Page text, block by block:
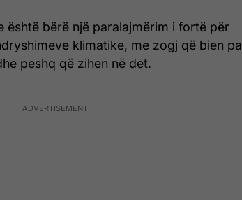
është bërë një paralajmërim i fortë për
klimatike, me zogj që bien pa
peshq që zihen në det.